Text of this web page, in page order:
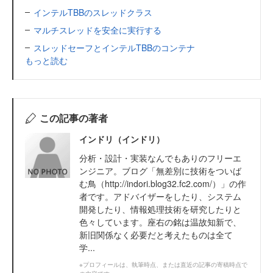
インテルTBBのスレッドクラス
マルチスレッドを安全に実行する
スレッドセーフとインテルTBBのコンテナ
もっと読む
この記事の著者
インドリ（インドリ）
分析・設計・実装なんでもありのフリーエ
ンジニア。ブログ「無差別に技術をついば
む鳥（http://indori.blog32.fc2.com/）」の作
者です。アドバイザーをしたり、システム
開発したり、情報処理技術を研究したりと
色々しています。座右の銘は温故知新で、
新旧関係なく必要だと考えたものは全て
学...
※プロフィールは、執筆時点、または直近の記事の寄稿時点で